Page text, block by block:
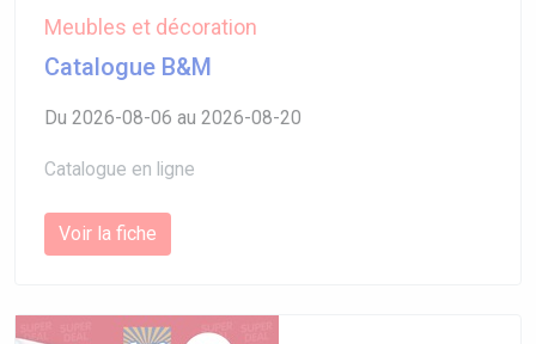
Meubles et décoration
Catalogue B&M
Du 2026-08-06 au 2026-08-20
Catalogue en ligne
Voir la fiche